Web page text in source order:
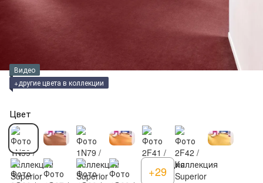
Видео
+другие цвета в коллекции
Цвет
+29